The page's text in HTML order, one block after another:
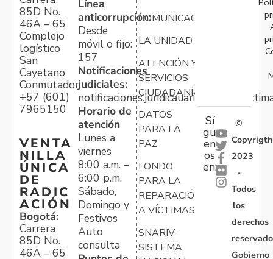
85D No.
46A – 65
Complejo
logístico
San
Cayetano
Conmutador:
+57 (601)
7965150
VENTA
NILLA
ÚNICA
DE
RADIC
ACIÓN
Bogotá:
Carrera
85D No.
46A – 65
Línea
anticorrupción:
Desde
móvil o fijo:
157
Notificaciones
judiciales:
Horario de
atención
Lunes a
viernes
8:00 a.m. –
6:00 p.m.
Sábado,
Domingo y
Festivos
Auto
consulta
COMUNICACIONES
LA UNIDAD
ATENCIÓN Y
SERVICIOS
CIUDADANÍA
DATOS
PARA LA
PAZ
FONDO
PARA LA
REPARACIÓN
A VÍCTIMAS
SNARIV-
SISTEMA
Sí
gu
en
os
en:
©
Copyrigth
2023
-
Todos
los
derechos
Gobierno